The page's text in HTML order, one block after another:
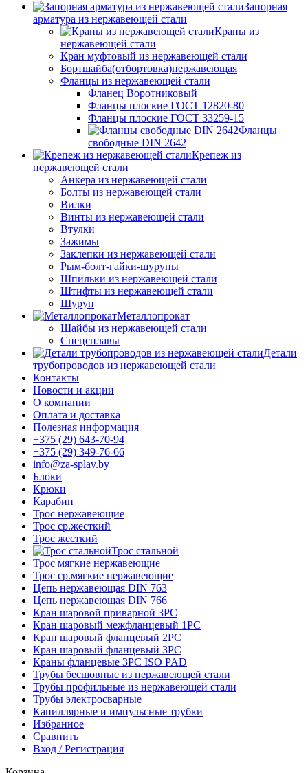
Запорная
арматура из нержавеющей стали
Краны из
нержавеющей стали
Кран муфтовый из нержавеющей стали
Бортшайба(отбортовка)нержавеющая
Фланцы из нержавеющей стали
Фланец Воротниковый
Фланцы плоские ГОСТ 12820-80
Фланцы плоские ГОСТ 33259-15
Фланцы
свободные DIN 2642
Крепеж из
нержавеющей стали
Анкера из нержавеющей стали
Болты из нержавеющей стали
Вилки
Винты из нержавеющей стали
Втулки
Зажимы
Заклепки из нержавеющей стали
Рым-болт-гайки-шурупы
Шпильки из нержавеющей стали
Штифты из нержавеющей стали
Шуруп
Металлопрокат
Шайбы из нержавеющей стали
Спецсплавы
Детали
трубопроводов из нержавеющей стали
Контакты
Новости и акции
О компании
Оплата и доставка
Полезная информация
+375 (29) 643-70-94
+375 (29) 349-76-66
info@za-splav.by
Блоки
Крюки
Карабин
Трос нержавеющие
Трос ср.жесткий
Трос жесткий
Трос стальной
Трос мягкие нержавеющие
Трос ср.мягкие нержавеющие
Цепь нержавеющая DIN 763
Цепь нержавеющая DIN 766
Кран шаровой приварной 3PC
Кран шаровый межфланцевый 1PC
Кран шаровый фланцевый 2PC
Кран шаровый фланцевый 3PC
Краны фланцевые 3PC ISO PAD
Трубы бесшовные из нержавеющей стали
Трубы профильные из нержавеющей стали
Трубы электросварные
Капиллярные и импульсные трубки
Избранное
Сравнить
Вход / Регистрация